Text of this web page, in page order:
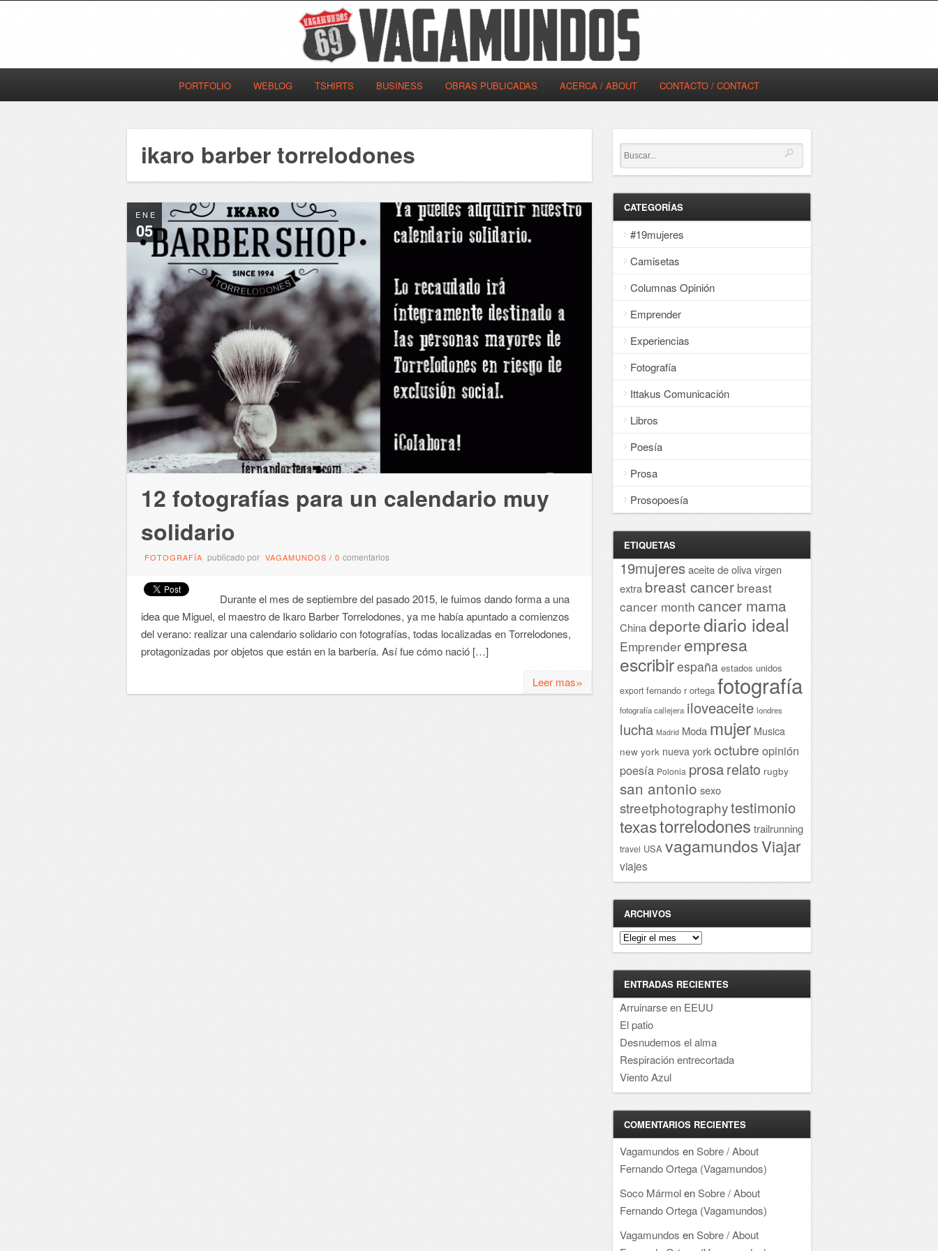
PORTFOLIO WEBLOG TSHIRTS BUSINESS OBRAS PUBLICADAS ACERCA / ABOUT CONTACTO / CONTACT
ikaro barber torrelodones
ENE
05
12 fotografías para un calendario muy
solidario
FOTOGRAFÍA publicado por VAGAMUNDOS / 0 comentarios
Durante el mes de septiembre del pasado 2015, le fuimos dando forma a una
idea que Miguel, el maestro de Ikaro Barber Torrelodones, ya me había apuntado a comienzos
del verano: realizar una calendario solidario con fotografías, todas localizadas en Torrelodones,
protagonizadas por objetos que están en la barbería. Así fue cómo nació […]
Leer mas»
CATEGORÍAS
#19mujeres
Camisetas
Columnas Opinión
Emprender
Experiencias
Fotografía
Ittakus Comunicación
Libros
Poesía
Prosa
Prosopoesía
ETIQUETAS
19mujeresaceite de oliva virgen
extra breast cancer breast
cancer month cancer mama
Chinadeportediario ideal
Emprender empresa
escribirespaña estados unidos
export fernando r ortega fotografía
fotografía callejera iloveaceite londres
lucha Madrid Moda mujer Musica
new york nueva york octubre opinión
poesía Polonia prosarelato rugby
san antonio sexo
streetphotographytestimonio
texastorrelodones trailrunning
travel USA vagamundosViajar
viajes
ARCHIVOS
Archivos
ENTRADAS RECIENTES
Arruinarse en EEUU
El patio
Desnudemos el alma
Respiración entrecortada
Viento Azul
COMENTARIOS RECIENTES
Vagamundos enSobre / About
Fernando Ortega (Vagamundos)
Soco MármolenSobre / About
Fernando Ortega (Vagamundos)
Vagamundos enSobre / About